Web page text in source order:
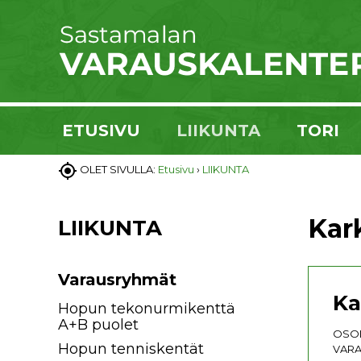
ETUSIVU LIIKUNTA TORI
 OLET SIVULLA: Etusivu › LIIKUNTA
LIIKUNTA
Varausryhmät
Hopun tekonurmikenttä
A+B puolet
Hopun tenniskentät